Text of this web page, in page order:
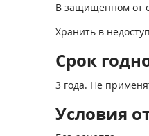
В защищенном от
Хранить в
Срок
3 года. Не
Условия